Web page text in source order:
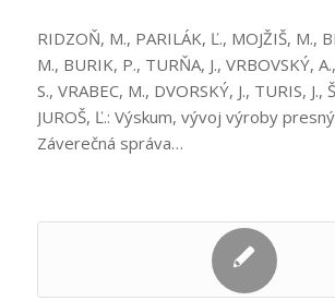
RIDZOŇ, M., PARILÁK, Ľ., MOJŽIŠ, M.,
M., BURIK, P., TURŇA, J., VRBOVSKÝ,
S., VRABEC, M., DVORSKÝ, J., TURIS, J.,
JUROŠ, Ľ.: Výskum, vývoj výroby
Záverečná správa…